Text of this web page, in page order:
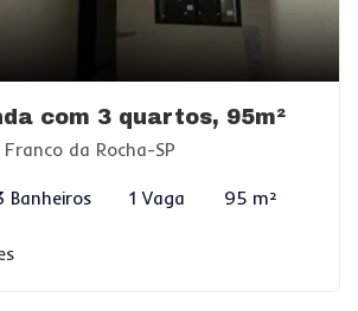
com 3 quartos, 95m²
da Rocha-SP
Banheiros 1 Vaga 95 m²